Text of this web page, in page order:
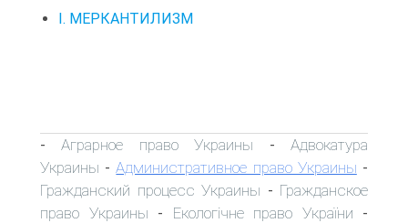
I. МЕРКАНТИЛИЗМ
-Аграрное право Украины -Адвокатура
Украины -Административное право Украины -
Гражданский процесс Украины - Гражданское
право Украины - Екологічне право України -